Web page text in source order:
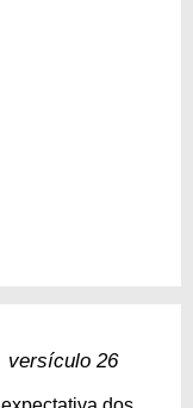
versículo 26